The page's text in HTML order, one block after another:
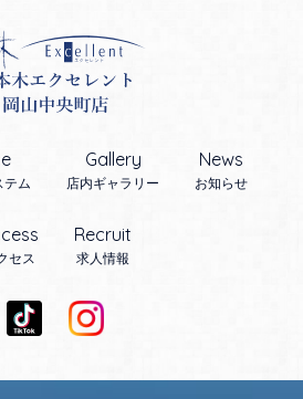
テム
Gallery
店内ギャラリー
News
お知らせ
セス
Recruit
求人情報